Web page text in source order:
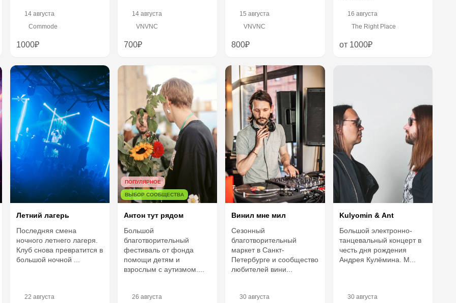
14 августа
Commode
1000₽
14 августа
VNVNC
700₽
15 августа
VNVNC
800₽
16 августа
The Right Place
от 1000₽
Летний лагерь
Последняя смена
ночного летнего лагеря.
Клуб снова превратится в
большой ночной ...
22 августа
ПОПУЛЯРНОЕ
ВЫБОР СООБЩЕСТВА
Антон тут рядом
Большой
благотворительный
фестиваль от фонда
помощи детям и
взрослым с аутизмом....
26 августа
Винил мне мил
Сезонный
благотворительный
маркет в Санкт-
Петербурге и сообщество
любителей вини...
30 августа
Kulyomin & Ant
Большой электронно-
танцевальный концерт в
честь дня рождения
Андрея Кулёмина. М...
30 августа